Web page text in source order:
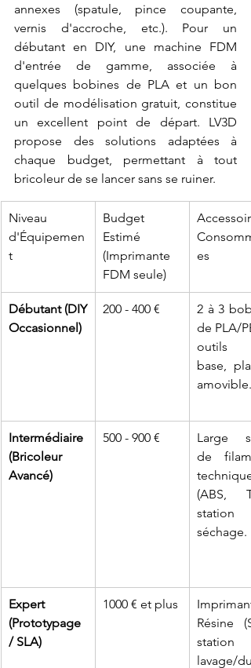
annexes (spatule, pince coupante,
vernis d'accroche, etc.). Pour un
débutant en DIY, une machine FDM
d'entrée de gamme, associée à
quelques bobines de PLA et un bon
outil de modélisation gratuit, constitue
un excellent point de départ. LV3D
propose des solutions adaptées à
chaque budget, permettant à tout
bricoleur de se lancer sans se ruiner.
Niveau
d'Équipemen
t
Budget
Estimé
(Imprimante
FDM seule)
es
Débutant (DIY
Occasionnel)
200 - 400 €
2 à 3
de PLA/
outils
base,
amovible.
Intermédiaire
(Bricoleur
Avancé)
500 - 900 €
Large
de
techniques
(ABS,
station
séchage.
Expert
(Prototypage
/ SLA)
1000 € et plus
Résine
station
lavage/